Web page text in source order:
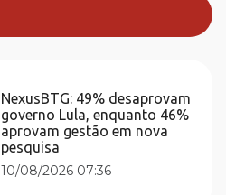
NexusBTG: 49% desaprovam
governo Lula, enquanto 46%
aprovam gestão em nova
pesquisa
10/08/2026 07:36